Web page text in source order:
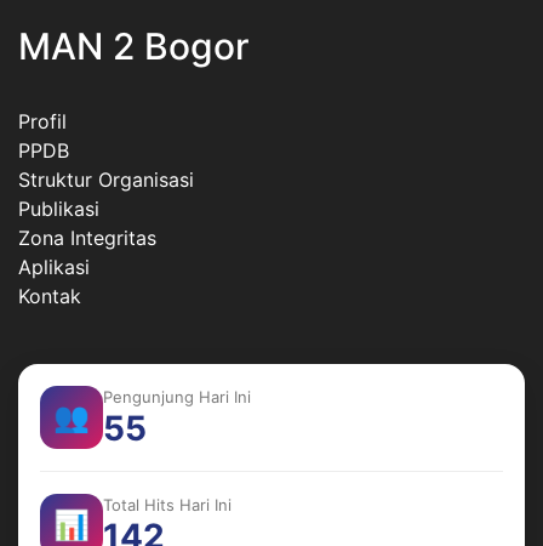
MAN 2 Bogor
Profil
PPDB
Struktur Organisasi
Publikasi
Zona Integritas
Aplikasi
Kontak
👥
Pengunjung Hari Ini
55
📊
Total Hits Hari Ini
142